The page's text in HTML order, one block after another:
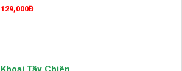
129,000Đ